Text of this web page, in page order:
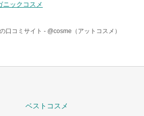
ニックコスメ
の口コミサイト - @cosme（アットコスメ）
ベストコスメ